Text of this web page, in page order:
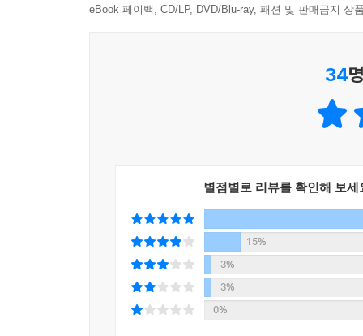
---「10대의 ‘스라밸’은 누구도 이야기하지 않는다」중에서
흔들리는 교사들에게 워라밸과 정년은 더 이
알려주어야 할지, 새로운 세대의 아이들과 후배
교사는 어떠해야 한다는 선입견과 편견을 넘어서
“나이 든 교사는 무능하다” “방학이 있는 교사들
선입견과 편견에 솔직하게 마주한다. 사실이
eBook 페이백, CD/LP, DVD/Blu-ray, 패션 및 판매금지 상
34
별점별로 리뷰를 확인해 보세
15%
3%
3%
0%